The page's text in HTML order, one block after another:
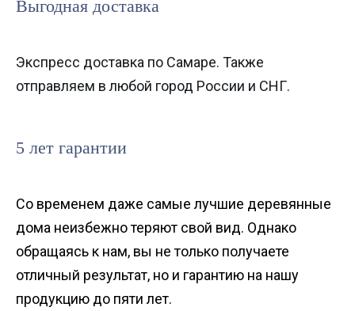
Выгодная доставка
Экспресс доставка по Самаре. Также
отправляем в любой город России и СНГ.
5 лет гарантии
Со временем даже самые лучшие деревянные
дома неизбежно теряют свой вид. Однако
обращаясь к нам, вы не только получаете
отличный результат, но и гарантию на нашу
продукцию до пяти лет.